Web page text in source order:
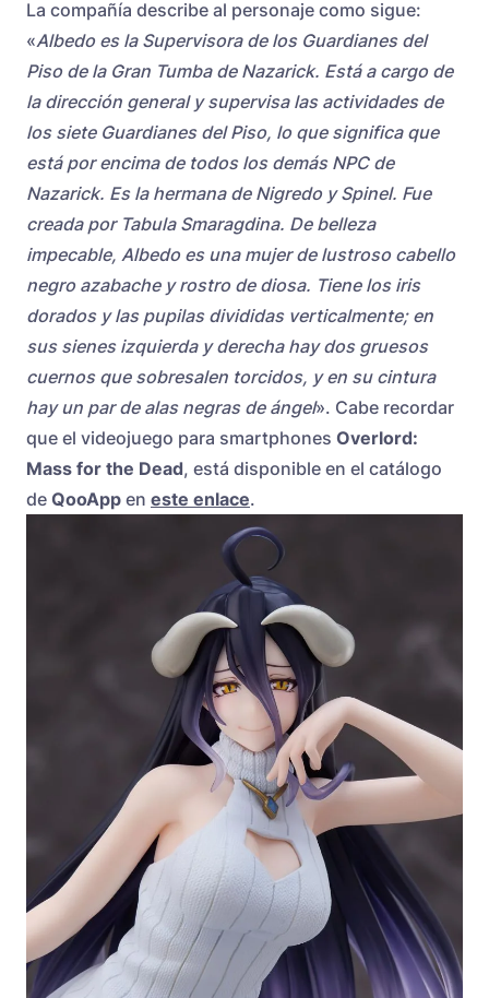
La compañía describe al personaje como sigue:
«Albedo es la Supervisora de los Guardianes del
Piso de la Gran Tumba de Nazarick. Está a cargo de
la dirección general y supervisa las actividades de
los siete Guardianes del Piso, lo que significa que
está por encima de todos los demás NPC de
Nazarick. Es la hermana de Nigredo y Spinel. Fue
creada por Tabula Smaragdina. De belleza
impecable, Albedo es una mujer de lustroso cabello
negro azabache y rostro de diosa. Tiene los iris
dorados y las pupilas divididas verticalmente; en
sus sienes izquierda y derecha hay dos gruesos
cuernos que sobresalen torcidos, y en su cintura
hay un par de alas negras de ángel». Cabe recordar
que el videojuego para smartphones Overlord:
Mass for the Dead, está disponible en el catálogo
de QooApp en este enlace.